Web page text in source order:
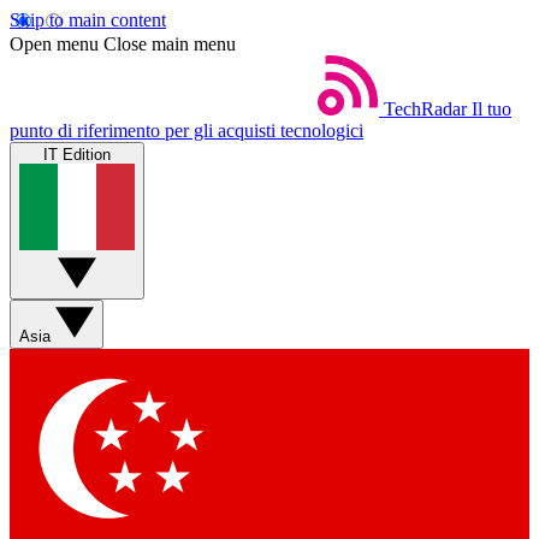
Skip to main content
Open menu Close main menu
TechRadar Il tuo
punto di riferimento per gli acquisti tecnologici
IT Edition
Asia